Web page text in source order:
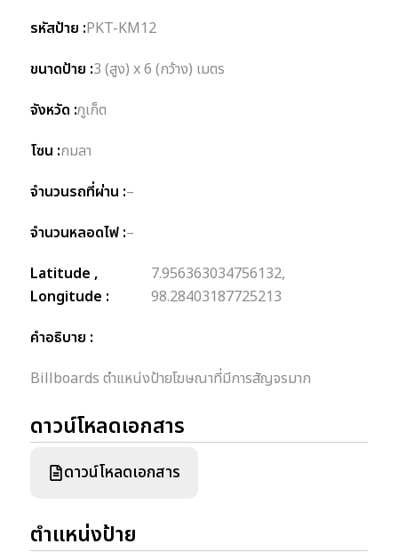
รหัสป้าย :PKT-KM12
ขนาดป้าย :3 (สูง) x 6 (กว้าง) เมตร
จังหวัด :ภูเก็ต
โซน :กมลา
จำนวนรถที่ผ่าน :–
จำนวนหลอดไฟ :–
Latitude ,
Longitude :
7.956363034756132,
98.28403187725213
คำอธิบาย :
Billboards ตำแหน่งป้ายโฆษณาที่มีการสัญจรมาก
ดาวน์โหลดเอกสาร
ดาวน์โหลดเอกสาร
ตำแหน่งป้าย